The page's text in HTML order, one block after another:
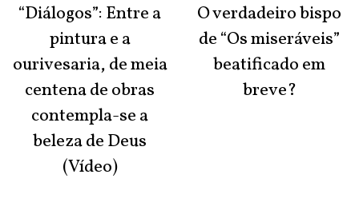
“Diálogos”: Entre a
pintura e a
ourivesaria, de meia
centena de obras
contempla-se a
beleza de Deus
(Vídeo)
O verdadeiro bispo
de “Os miseráveis”
beatificado em
breve?